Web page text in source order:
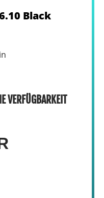
Black
VERFÜGBARKEIT